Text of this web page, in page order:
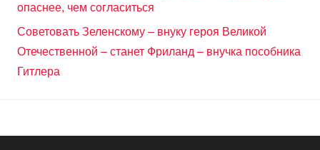
опаснее, чем согласиться
Советовать Зеленскому – внуку героя Великой
Отечественной – станет Фриланд – внучка пособника
Гитлера